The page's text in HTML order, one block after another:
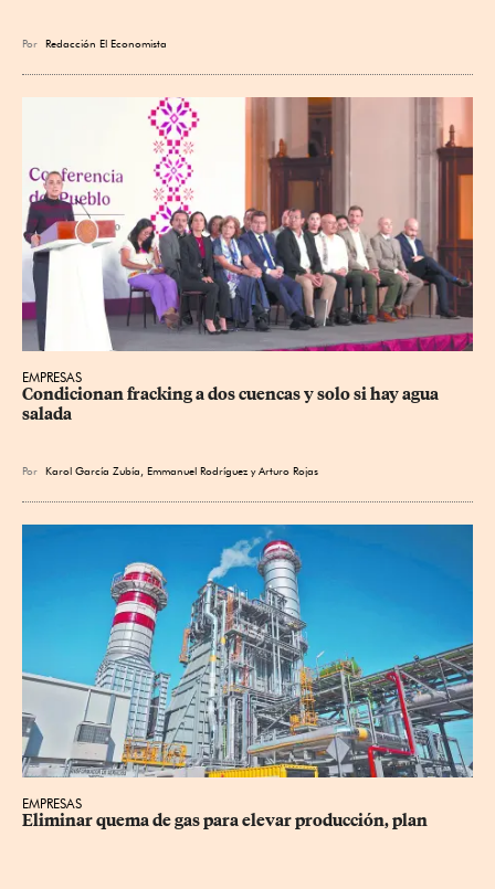
Por Redacción El Economista
EMPRESAS
Condicionan fracking a dos cuencas y solo si hay agua
salada
Por Karol García Zubía Emmanuel Rodríguez yArturo Rojas
EMPRESAS
Eliminar quema de gas para elevar producción, plan